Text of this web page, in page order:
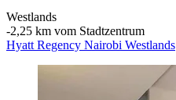
Westlands
‐2,25 km vom Stadtzentrum
Hyatt Regency Nairobi Westlands